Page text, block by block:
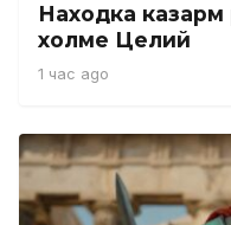
Находка
холме Целий
1 час ago